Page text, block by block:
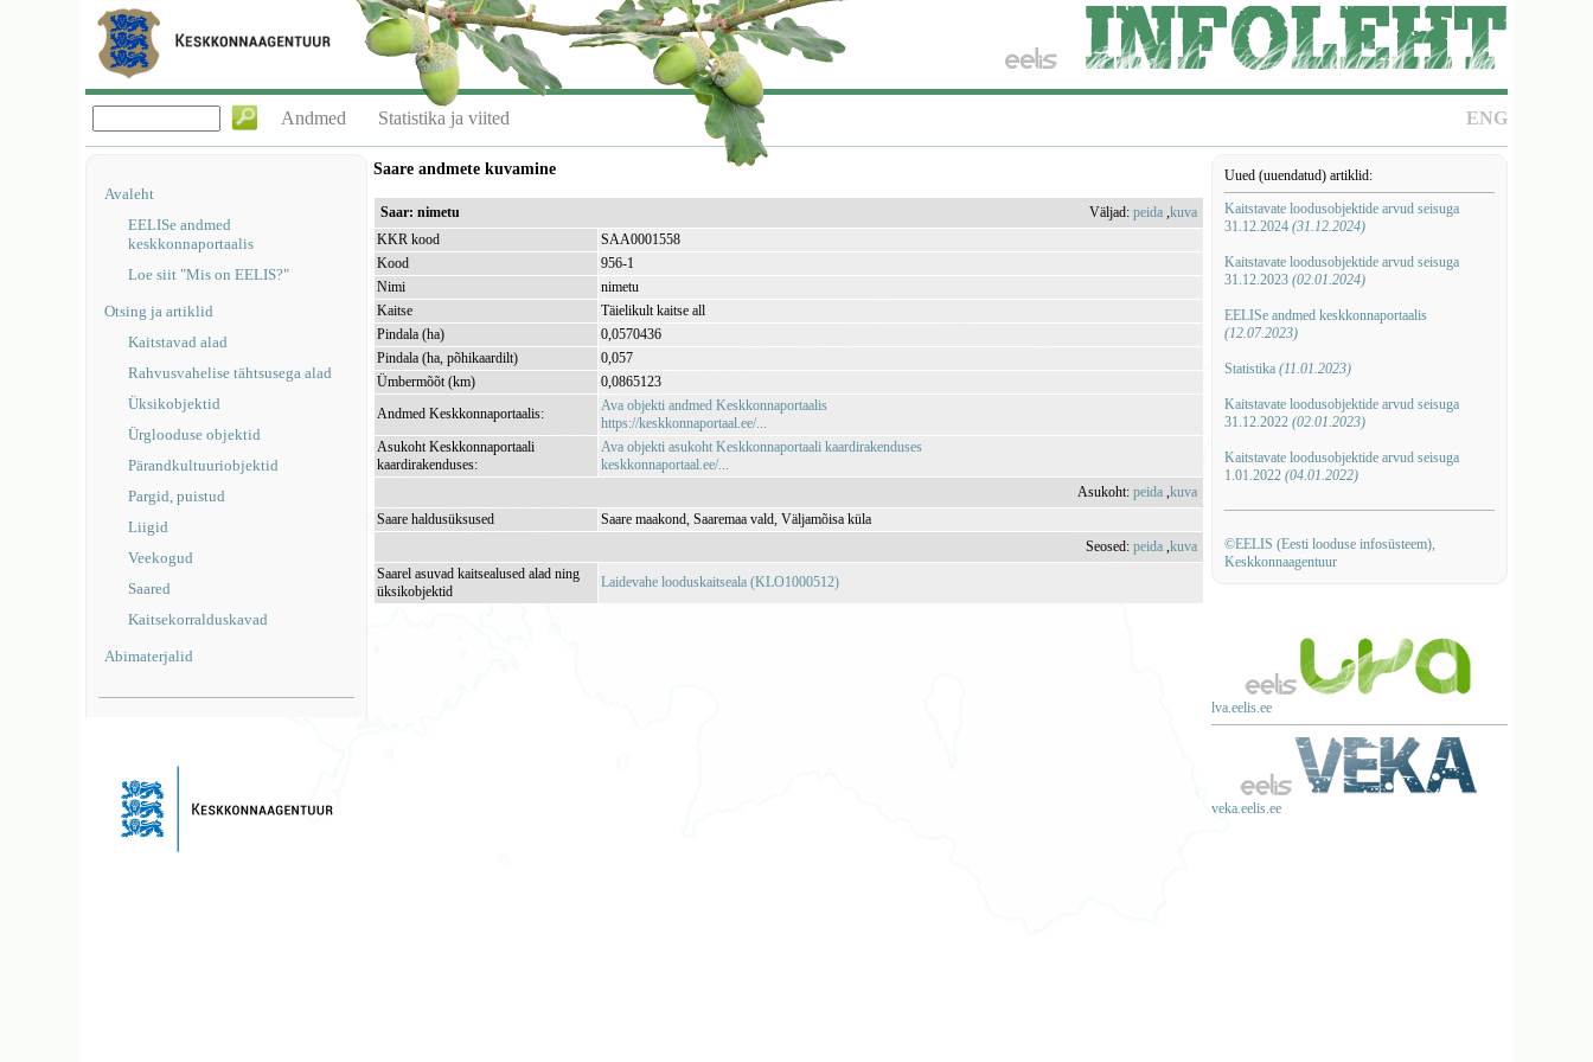
ENG
Andmed Statistika ja viited
Avaleht
EELISe andmed
keskkonnaportaalis
Loe siit "Mis on EELIS?"
Otsing ja artiklid
Kaitstavad alad
Rahvusvahelise tähtsusega alad
Üksikobjektid
Ürglooduse objektid
Pärandkultuuriobjektid
Pargid, puistud
Liigid
Veekogud
Saared
Kaitsekorralduskavad
Abimaterjalid
Uued (uuendatud) artiklid:
Kaitstavate loodusobjektide arvud seisuga
31.12.2024 (31.12.2024)
Kaitstavate loodusobjektide arvud seisuga
31.12.2023 (02.01.2024)
EELISe andmed keskkonnaportaalis
(12.07.2023)
Statistika (11.01.2023)
Kaitstavate loodusobjektide arvud seisuga
31.12.2022 (02.01.2023)
Kaitstavate loodusobjektide arvud seisuga
1.01.2022 (04.01.2022)
©EELIS (Eesti looduse infosüsteem),
Keskkonnaagentuur
lva.eelis.ee
veka.eelis.ee
Saare andmete kuvamine
Saar: nimetu Väljad:peida ,kuva
KKR kood
SAA0001558
Kood
956-1
Nimi
nimetu
Kaitse
Täielikult kaitse all
Pindala (ha)
0,0570436
Pindala (ha, põhikaardilt)
0,057
Ümbermõõt (km)
0,0865123
Andmed Keskkonnaportaalis:
Ava objekti andmed Keskkonnaportaalis
https://keskkonnaportaal.ee/...
Asukoht Keskkonnaportaali
kaardirakenduses:
Ava objekti asukoht Keskkonnaportaali kaardirakenduses
keskkonnaportaal.ee/...
Asukoht:peida ,kuva
Saare haldusüksused
Saare maakond, Saaremaa vald, Väljamõisa küla
Seosed:peida ,kuva
Saarel asuvad kaitsealused alad ning
üksikobjektid
Laidevahe looduskaitseala (KLO1000512)